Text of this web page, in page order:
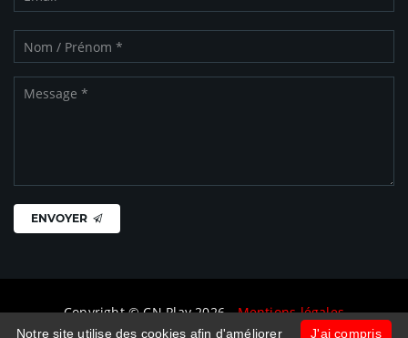
ENVOYER
Copyright © CN Play 2026 -Mentions légales
J'ai compris
Notre site utilise des cookies afin d'améliorer